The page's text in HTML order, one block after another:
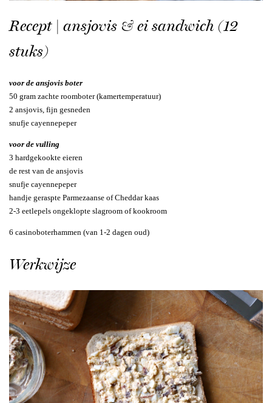
Recept | ansjovis & ei sandwich (12
stuks)
voor de ansjovis boter
50 gram zachte roomboter (kamertemperatuur)
2 ansjovis, fijn gesneden
snufje cayennepeper
voor de vulling
3 hardgekookte eieren
de rest van de ansjovis
snufje cayennepeper
handje geraspte Parmezaanse of Cheddar kaas
2-3 eetlepels ongeklopte slagroom of kookroom
6 casinoboterhammen (van 1-2 dagen oud)
Werkwijze